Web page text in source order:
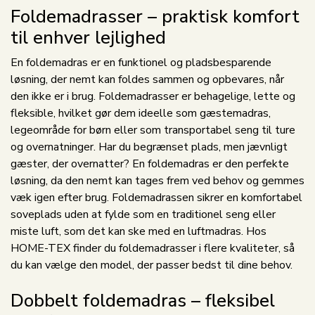
Foldemadrasser – praktisk komfort
til enhver lejlighed
En foldemadras er en funktionel og pladsbesparende
løsning, der nemt kan foldes sammen og opbevares, når
den ikke er i brug. Foldemadrasser er behagelige, lette og
fleksible, hvilket gør dem ideelle som gæstemadras,
legeområde for børn eller som transportabel seng til ture
og overnatninger. Har du begrænset plads, men jævnligt
gæster, der overnatter? En foldemadras er den perfekte
løsning, da den nemt kan tages frem ved behov og gemmes
væk igen efter brug. Foldemadrassen sikrer en komfortabel
soveplads uden at fylde som en traditionel seng eller
miste luft, som det kan ske med en luftmadras. Hos
HOME-TEX finder du foldemadrasser i flere kvaliteter, så
du kan vælge den model, der passer bedst til dine behov.
Dobbelt foldemadras – fleksibel